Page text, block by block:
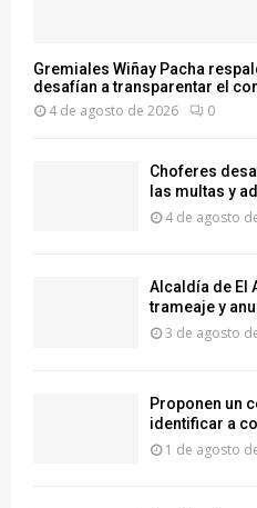
Gremiales Wiñay Pacha
desafían a transparentar el
4 de agosto de 2026 0
Choferes
las multas y
4 de agosto
‎Alcaldía de El
trameaje y
3 de agosto
Proponen un
identificar a
1 de agosto